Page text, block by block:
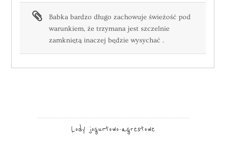
Babka bardzo długo zachowuje świeżość pod
warunkiem, że trzymana jest szczelnie
zamkniętą inaczej będzie wysychać .
Lody jogurtowo-agrestowe